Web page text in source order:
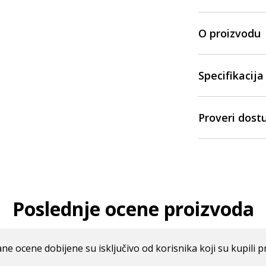
O proizvodu
Specifikacija
Proveri
Poslednje ocene proizvoda
ocene dobijene su isključivo od korisnika koji su kupili